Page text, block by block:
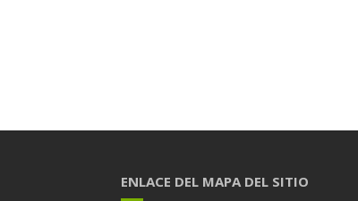
ENLACE DEL MAPA DEL SITIO